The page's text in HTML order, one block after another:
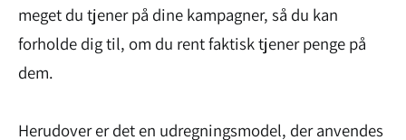
meget du tjener på dine kampagner, så du kan
forholde dig til, om du rent faktisk tjener penge på
dem.
Herudover er det en udregningsmodel, der anvendes